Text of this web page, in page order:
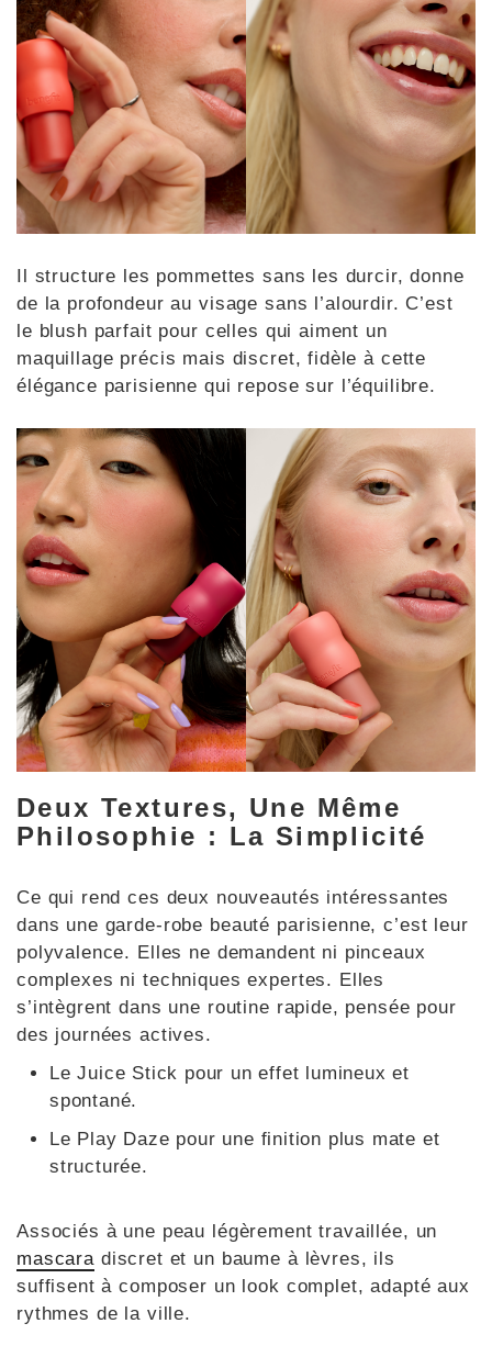
Il structure les pommettes sans les durcir, donne
de la profondeur au visage sans l’alourdir. C’est
le blush parfait pour celles qui aiment un
maquillage précis mais discret, fidèle à cette
élégance parisienne qui repose sur l’équilibre.
Deux Textures, Une Même
Philosophie : La Simplicité
Ce qui rend ces deux nouveautés intéressantes
dans une garde-robe beauté parisienne, c’est leur
polyvalence. Elles ne demandent ni pinceaux
complexes ni techniques expertes. Elles
s’intègrent dans une routine rapide, pensée pour
des journées actives.
Le Juice Stick pour un effet lumineux et
spontané.
Le Play Daze pour une finition plus mate et
structurée.
Associés à une peau légèrement travaillée, un
mascaradiscret et un baume à lèvres, ils
suffisent à composer un look complet, adapté aux
rythmes de la ville.